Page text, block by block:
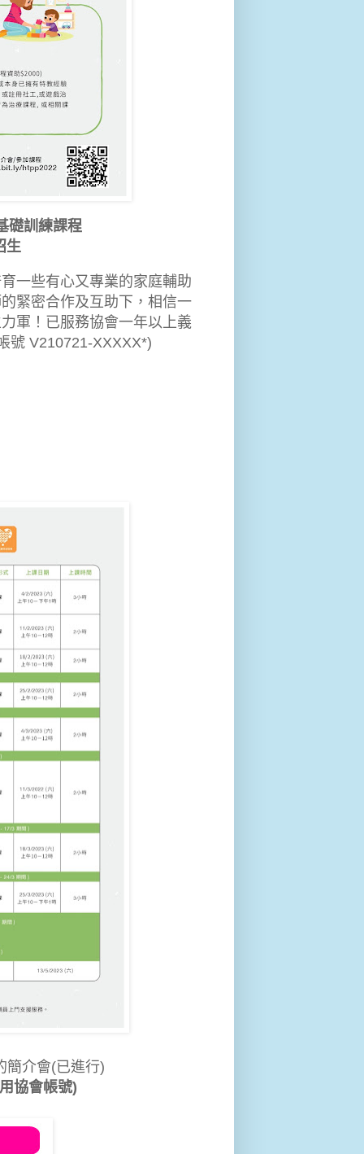
礎訓練課程
生
一些有心又專業的家庭輔助
緊密合作及互助下，相信一
軍！已服務協會一年以上義
號 V210721-XXXXX*)
簡介會(已進行)
協會帳號)